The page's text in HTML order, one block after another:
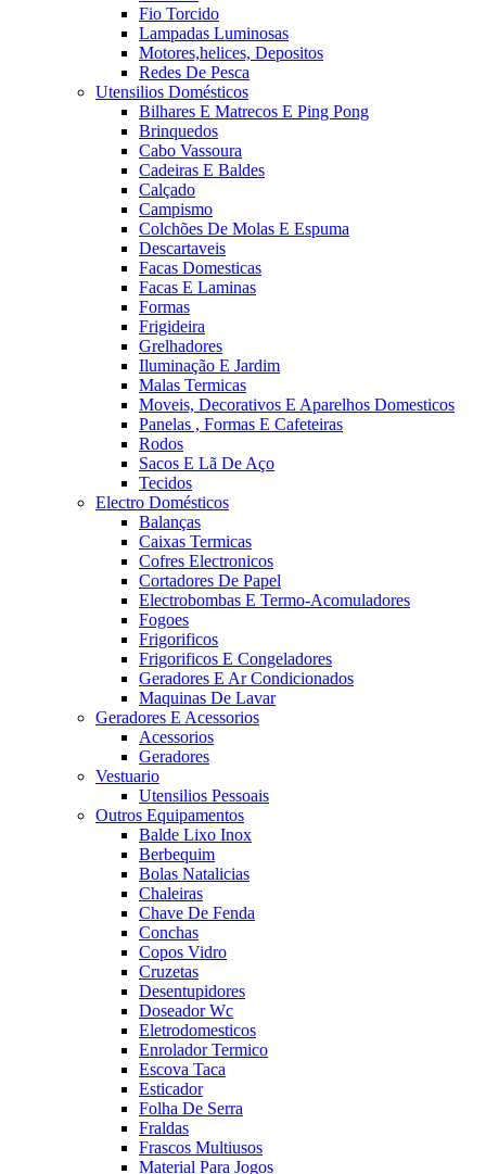
Fio Torcido
Lampadas Luminosas
Motores,helices, Depositos
Redes De Pesca
Utensilios Domésticos
Bilhares E Matrecos E Ping Pong
Brinquedos
Cabo Vassoura
Cadeiras E Baldes
Calçado
Campismo
Colchões De Molas E Espuma
Descartaveis
Facas Domesticas
Facas E Laminas
Formas
Frigideira
Grelhadores
Iluminação E Jardim
Malas Termicas
Moveis, Decorativos E Aparelhos Domesticos
Panelas , Formas E Cafeteiras
Rodos
Sacos E Lã De Aço
Tecidos
Electro Domésticos
Balanças
Caixas Termicas
Cofres Electronicos
Cortadores De Papel
Electrobombas E Termo-Acomuladores
Fogoes
Frigorificos
Frigorificos E Congeladores
Geradores E Ar Condicionados
Maquinas De Lavar
Geradores E Acessorios
Acessorios
Geradores
Vestuario
Utensilios Pessoais
Outros Equipamentos
Balde Lixo Inox
Berbequim
Bolas Natalicias
Chaleiras
Chave De Fenda
Conchas
Copos Vidro
Cruzetas
Desentupidores
Doseador Wc
Eletrodomesticos
Enrolador Termico
Escova Taca
Esticador
Folha De Serra
Fraldas
Frascos Multiusos
Material Para Jogos